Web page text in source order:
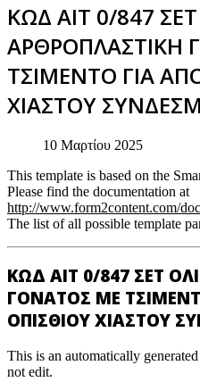
ΚΩΔ ΑΙΤ 0/847
ΑΡΘΡΟΠΛΑΣΤΙΚΗ
ΤΣΙΜΕΝΤΟ ΓΙΑ
ΧΙΑΣΤΟΥ
10 Μαρτίου 2025
This template is based on the
Please find the documentation at
http://www.form2content.com/
The list of all possible template
ΚΩΔ ΑΙΤ 0/847 ΣΕΤ
ΓΟΝΑΤΟΣ ΜΕ
ΟΠΙΣΘΙΟΥ ΧΙΑΣΤΟΥ
This is an automatically
not edit.